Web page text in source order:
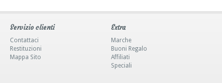
Servizio clienti
Contattaci
Restituzioni
Mappa Sito
Extra
Marche
Buoni Regalo
Affiliati
Speciali